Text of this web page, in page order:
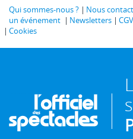
Qui sommes-nous ? Nous
un événement
Newsletters CGV
Cookies